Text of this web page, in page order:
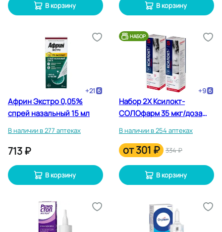
В корзину В корзину
+21
Африн Экстро 0,05%
спрей назальный 15 мл
В наличии в 277 аптеках
713 ₽
В корзину
НАБОР
+9
Набор 2Х Ксилокт-
СОЛОфарм 35 мкг/доза
детей 15 мл
В наличии в 254 аптеках
от301 ₽ 334 ₽
В корзину